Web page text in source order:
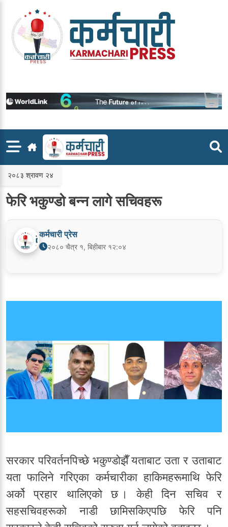
content
२०८३ श्रावण २४
फेरि भकुण्डो बन्न लागे सचिवहरू
कर्मचारी प्रेस
२०८० चैत्र १, बिहीबार १२:०४
सरकार परिवर्तनपिच्छे भकुण्डोझैँ यताबाट उता र उताबाट
यता फालिने गरिएका कर्मचारीका हाकिमहरूमाथि फेरि
अर्को प्रहार थालिएको छ । केही दिन सचिव र
सहसचिवहरूको नाडी छामिसकिएपछि फेरि पनि